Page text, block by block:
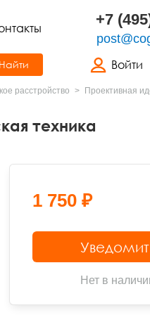
+7
Войти
Найти
расстройство
Проективная
техника
1 750 ₽
Нет в